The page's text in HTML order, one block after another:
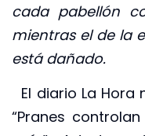
cada pabellón
mientras el de la
está dañado.
El diario La
“Pranes